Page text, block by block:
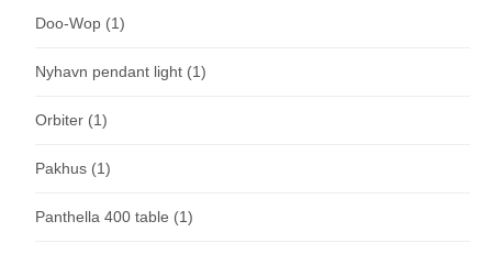
Doo-Wop (1)
Nyhavn pendant light (1)
Orbiter (1)
Pakhus (1)
Panthella 400 table (1)